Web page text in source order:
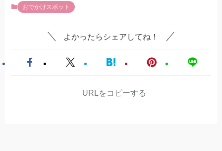
おでかけスポット
よかったらシェアしてね！
URLをコピーする